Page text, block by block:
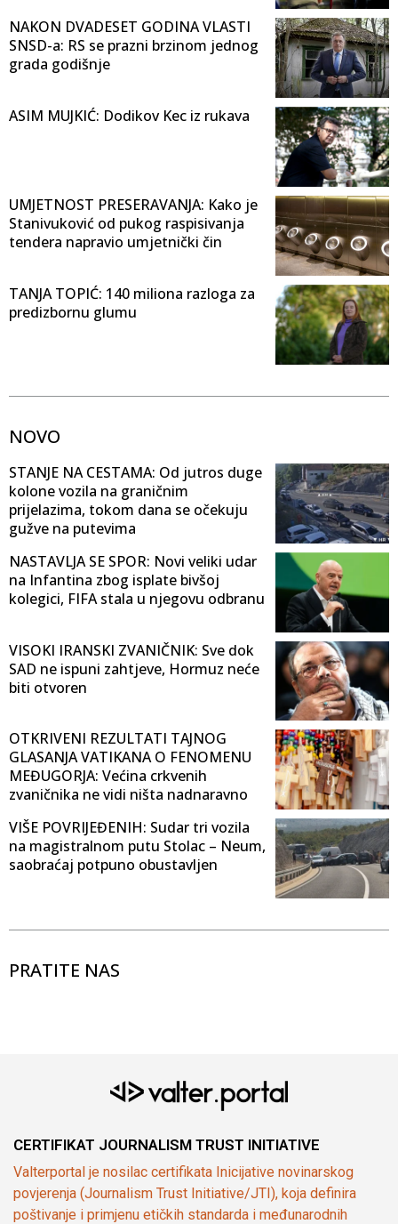
NAKON DVADESET GODINA VLASTI
SNSD-a: RS se prazni brzinom jednog
grada godišnje
ASIM MUJKIĆ: Dodikov Kec iz rukava
UMJETNOST PRESERAVANJA: Kako je
Stanivuković od pukog raspisivanja
tendera napravio umjetnički čin
TANJA TOPIĆ: 140 miliona razloga za
predizbornu glumu
NOVO
STANJE NA CESTAMA: Od jutros duge
kolone vozila na graničnim
prijelazima, tokom dana se očekuju
gužve na putevima
NASTAVLJA SE SPOR: Novi veliki udar
na Infantina zbog isplate bivšoj
kolegici, FIFA stala u njegovu odbranu
VISOKI IRANSKI ZVANIČNIK: Sve dok
SAD ne ispuni zahtjeve, Hormuz neće
biti otvoren
OTKRIVENI REZULTATI TAJNOG
GLASANJA VATIKANA O FENOMENU
MEĐUGORJA: Većina crkvenih
zvaničnika ne vidi ništa nadnaravno
VIŠE POVRIJEĐENIH: Sudar tri vozila
na magistralnom putu Stolac – Neum,
saobraćaj potpuno obustavljen
PRATITE NAS
CERTIFIKAT JOURNALISM TRUST INITIATIVE
Valterportal je nosilac certifikata Inicijative novinarskog
povjerenja (Journalism Trust Initiative/JTI), koja definira
poštivanje i primjenu etičkih standarda i međunarodnih